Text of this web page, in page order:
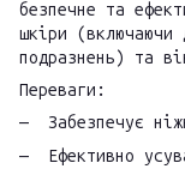
безпечне та
шкіри (включаючи
подразнень) та
Переваги:
Забезпечує
Ефективно